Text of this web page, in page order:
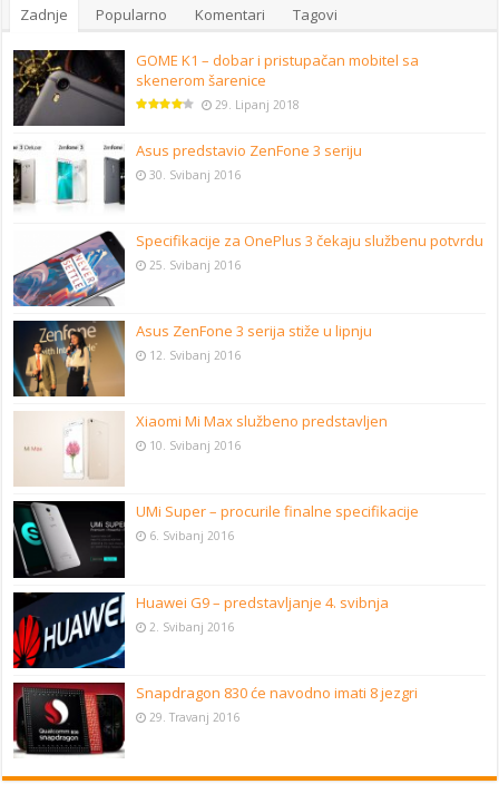
Zadnje Popularno Komentari Tagovi
GOME K1 – dobar i pristupačan mobitel sa
skenerom šarenice
29. Lipanj 2018
Asus predstavio ZenFone 3 seriju
30. Svibanj 2016
Specifikacije za OnePlus 3 čekaju službenu potvrdu
25. Svibanj 2016
Asus ZenFone 3 serija stiže u lipnju
12. Svibanj 2016
Xiaomi Mi Max službeno predstavljen
10. Svibanj 2016
UMi Super – procurile finalne specifikacije
6. Svibanj 2016
Huawei G9 – predstavljanje 4. svibnja
2. Svibanj 2016
Snapdragon 830 će navodno imati 8 jezgri
29. Travanj 2016